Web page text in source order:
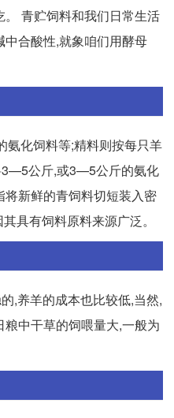
青贮饲料和我们日常生活
合酸性,就象咱们用酵母
化饲料等;精料则按每只羊
3—5公斤,或3—5公斤的氨化
新鲜的青饲料切短装入密
具有饲料原料来源广泛。
,养羊的成本也比较低,当然,
中干草的饲喂量大,一般为